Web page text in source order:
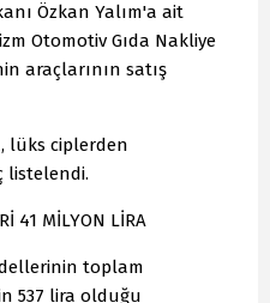
Özkan Yalım'a ait
Otomotiv Gıda Nakliye
araçlarının satış
lüks ciplerden
listelendi.
41 MİLYON LİRA
toplam
537 lira olduğu